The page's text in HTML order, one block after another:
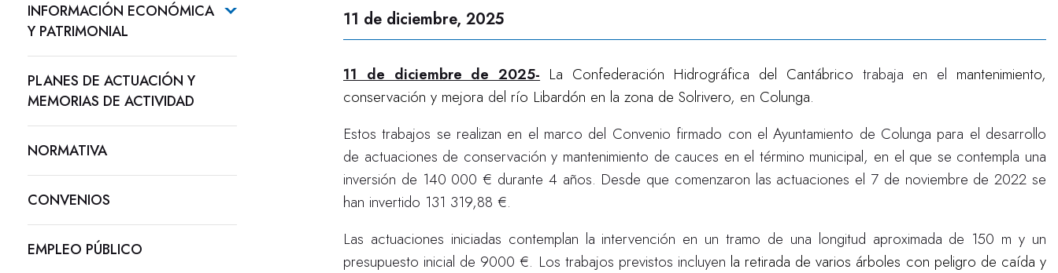
INFORMACIÓN ECONÓMICA
Y PATRIMONIAL
PLANES DE ACTUACIÓN Y
MEMORIAS DE ACTIVIDAD
NORMATIVA
CONVENIOS
EMPLEO PÚBLICO
11 de diciembre, 2025
11 de diciembre de 2025- La Confederación Hidrográfica del Cantábrico trabaja en el mantenimiento,
conservación y mejora del río Libardón en la zona de Solrivero, en Colunga.
Estos trabajos se realizan en el marco del Convenio firmado con el Ayuntamiento de Colunga para el desarrollo
de actuaciones de conservación y mantenimiento de cauces en el término municipal, en el que se contempla una
inversión de 140 000 € durante 4 años. Desde que comenzaron las actuaciones el 7 de noviembre de 2022 se
han invertido 131 319,88 €.
Las actuaciones iniciadas contemplan la intervención en un tramo de una longitud aproximada de 150 m y un
presupuesto inicial de 9000 €. Los trabajos previstos incluyen la retirada de varios árboles con peligro de caída y